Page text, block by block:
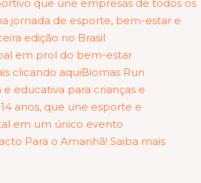
que une empresas de todos os
jornada de esporte, bem-estar e
edição no Brasil
em prol do bem-estar
clicando aquiBiomas Run
educativa para crianças e
anos, que une esporte e
em um único evento
Para o Amanhã! Saiba mais